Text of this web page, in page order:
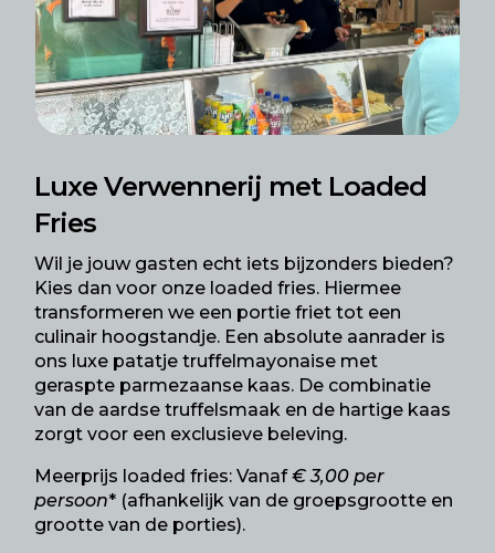
Luxe Verwennerij met Loaded
Fries
Wil je jouw gasten echt iets bijzonders bieden?
Kies dan voor onze loaded fries. Hiermee
transformeren we een portie friet tot een
culinair hoogstandje. Een absolute aanrader is
ons luxe patatje truffelmayonaise met
geraspte parmezaanse kaas. De combinatie
van de aardse truffelsmaak en de hartige kaas
zorgt voor een exclusieve beleving.
Meerprijs loaded fries: Vanaf€ 3,00 per
persoon* (afhankelijk van de groepsgrootte en
grootte van de porties).